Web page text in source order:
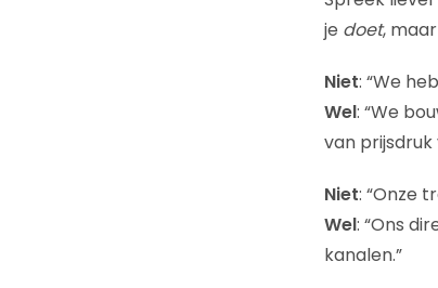
je doet,
Niet: “We
Wel: “We
van prijsdruk
Niet: “Onze
Wel: “Ons
kanalen.”